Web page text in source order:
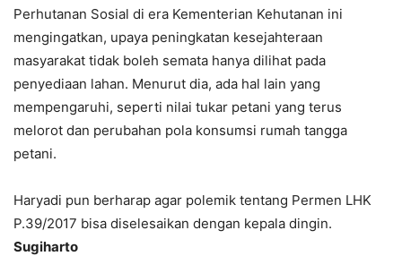
Perhutanan Sosial di era Kementerian Kehutanan ini
mengingatkan, upaya peningkatan kesejahteraan
masyarakat tidak boleh semata hanya dilihat pada
penyediaan lahan. Menurut dia, ada hal lain yang
mempengaruhi, seperti nilai tukar petani yang terus
melorot dan perubahan pola konsumsi rumah tangga
petani.
Haryadi pun berharap agar polemik tentang Permen LHK
P.39/2017 bisa diselesaikan dengan kepala dingin.
Sugiharto